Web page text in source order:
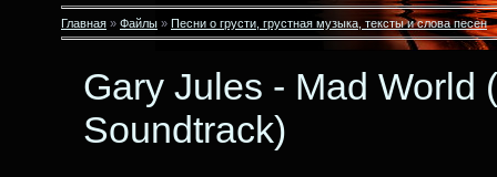
Главная » Файлы » Песни о грусти, грустная музыка, тексты и слова песен
Gary Jules - Mad World
Soundtrack)